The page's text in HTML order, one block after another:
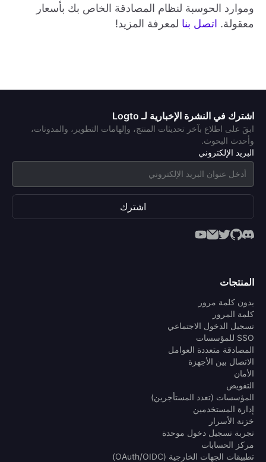
وموارد الحوسبة لنظام المصادقة الخاص بك بأسعار
معقولة. اتصل بنا لمعرفة المزيد!
اشترك في النشرة الإخبارية لـ Logto
ابقَ على اطلاع بآخر تحديثات المنتج، وإلهامات التطوير، والمدونات،
وأحدث البحوث.
البريد الإلكتروني
اشترك
المنتجات
بدون كلمة مرور
كلمة المرور
تسجيل الدخول الاجتماعي
SSO للمؤسسات
المصادقة متعددة العوامل
الاتصال بين الأجهزة
الأمان
التفويض
المؤسسات (تعدد المستأجرين)
إدارة المستخدمين
خزنة الأسرار
تجربة تسجيل دخول موحدة
مركز الحسابات
تطبيقات الجهات الخارجية (OAuth/OIDC)